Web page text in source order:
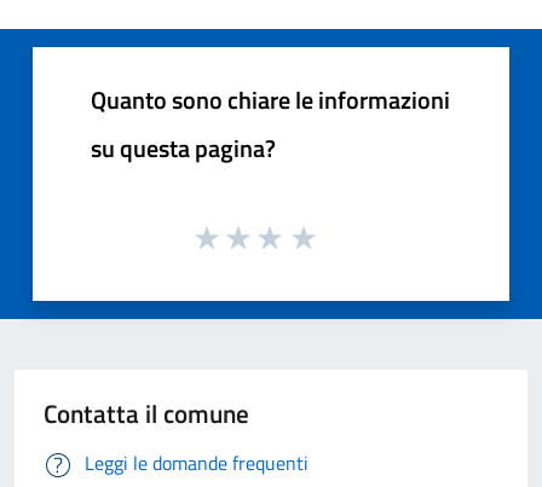
Quanto sono chiare le informazioni
su questa pagina?
Contatta il comune
Leggi le domande frequenti